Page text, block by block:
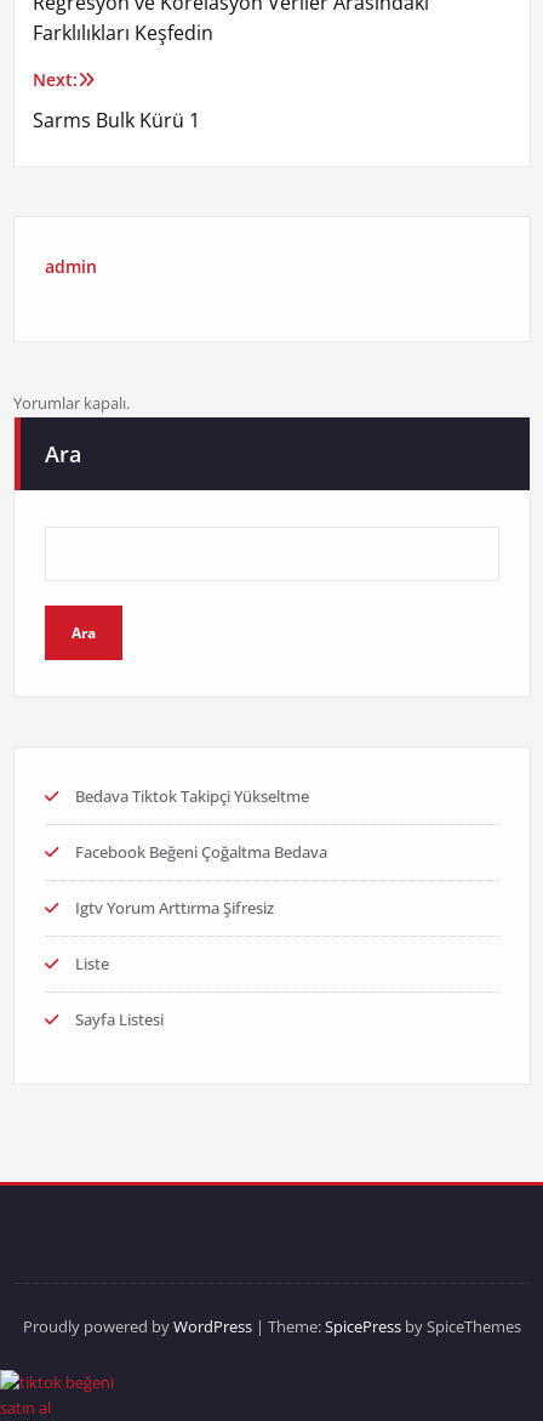
gezinmesi
Farklılıkları Keşfedin
Next:
Sarms Bulk Kürü 1
admin
Yorumlar kapalı.
Ara
Ara
Bedava Tiktok Takipçi Yükseltme
Facebook Beğeni Çoğaltma Bedava
Igtv Yorum Arttırma Şifresiz
Liste
Sayfa Listesi
Proudly powered byWordPress| Theme:SpicePressby SpiceThemes